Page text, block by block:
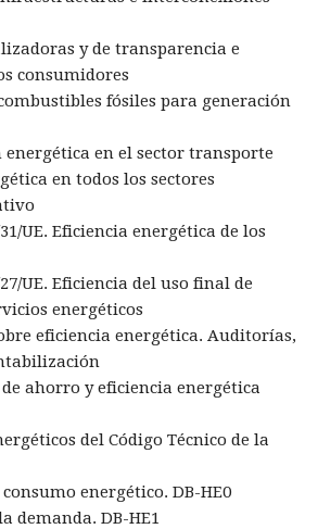
y de transparencia e
consumidores
fósiles para generación
en el sector transporte
en todos los sectores
UE. Eficiencia energética de los
UE. Eficiencia del uso final de
energéticos
eficiencia energética. Auditorías,
ahorro y eficiencia energética
del Código Técnico de la
energético. DB-HE0
demanda. DB-HE1